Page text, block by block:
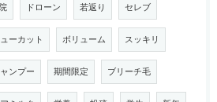
ドローン 若返り セレブ
ーカット ボリューム スッキリ
ンプー 期間限定 ブリーチ毛